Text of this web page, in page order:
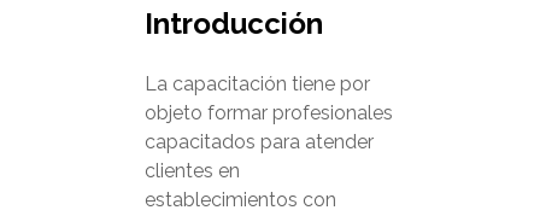
Introducción
La capacitación tiene por
objeto formar profesionales
capacitados para atender
clientes en
establecimientos con